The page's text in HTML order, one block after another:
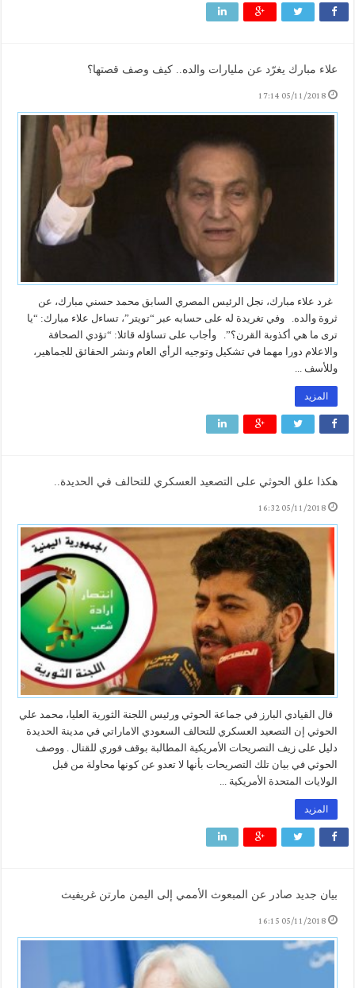
علاء مبارك يغرّد عن مليارات والده.. كيف وصف قصتها؟
05/11/2018 17:14
غرد علاء مبارك، نجل الرئيس المصري السابق محمد حسني مبارك، عن
ثروة والده. وفي تغريدة له على حسابه عبر “تويتر”، تساءل علاء مبارك: “يا
ترى ما هي أكذوبة القرن؟”. وأجاب على تساؤله قائلا: “تؤدي الصحافة
والاعلام دورا مهما في تشكيل وتوجيه الرأي العام ونشر الحقائق للجماهير،
وللأسف ...
المزيد
هكذا علق الحوثي على التصعيد العسكري للتحالف في الحديدة..
05/11/2018 16:32
قال القيادي البارز في جماعة الحوثي ورئيس اللجنة الثورية العليا، محمد علي
الحوثي إن التصعيد العسكري للتحالف السعودي الاماراتي في مدينة الحديدة
دليل على زيف التصريحات الأمريكية المطالبة بوقف فوري للقتال . ووصف
الحوثي في بيان تلك التصريحات بأنها لا تعدو عن كونها محاولة من قبل
الولايات المتحدة الأمريكية ...
المزيد
بيان جديد صادر عن المبعوث الأممي إلى اليمن مارتن غريفيث
05/11/2018 16:15